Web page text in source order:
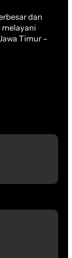
dan
melayani
Timur –